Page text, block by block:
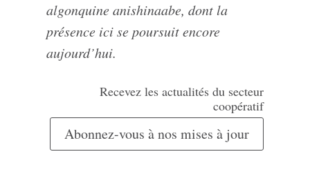
algonquine anishinaabe, dont la
présence ici se poursuit encore
aujourd’hui.
Recevez les actualités du secteur
coopératif
Abonnez-vous à nos mises à jour